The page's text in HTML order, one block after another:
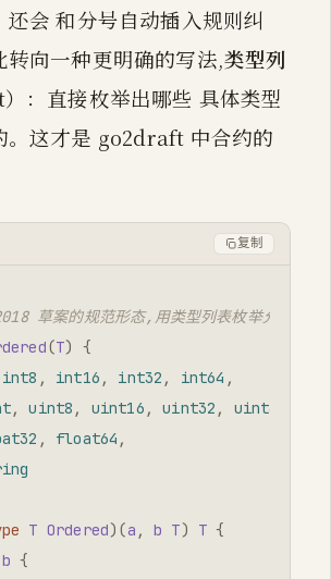
还会 和分号自动插入规则纠
转向一种更明确的写法,类型列
）：直接枚举出哪些 具体类型
。这才是 go2draft 中合约的
复制
草案的规范形态,用类型列表枚举允许的底
(T)
{
int8 , int16 , int32 , int64 ,
, uint8 , uint16 , uint32 , uint64
, float64 ,
T Ordered)(a , b T) T {
b {